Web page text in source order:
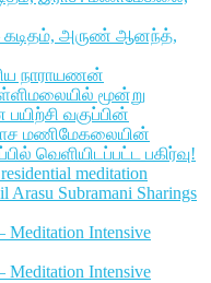
அருண் ஆனந்த்,
நாராயணன்
மூன்று
வகுப்பின்
மணிமேகலையின்
வெளியிடப்பட்ட பகிர்வு!
meditation
Arasu Subramani Sharings
Meditation Intensive
Meditation Intensive